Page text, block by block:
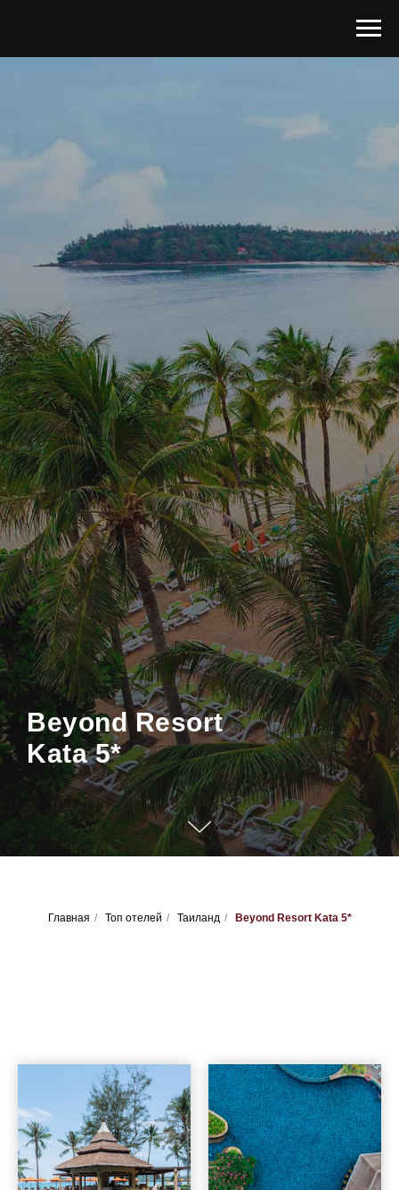
Beyond Resort
Kata 5*
Главная / Топ отелей / Таиланд / Beyond Resort Kata 5*